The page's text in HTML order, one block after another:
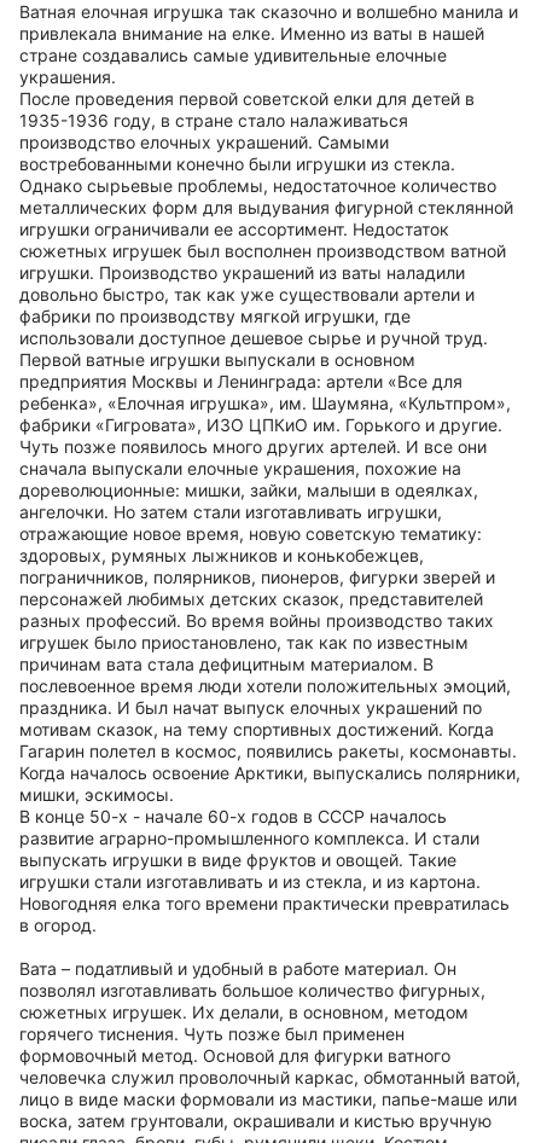
Ватная елочная игрушка так сказочно и волшебно манила и
привлекала внимание на елке. Именно из ваты в нашей
стране создавались самые удивительные елочные
украшения.
После проведения первой советской елки для детей в
1935-1936 году, в стране стало налаживаться
производство елочных украшений. Самыми
востребованными конечно были игрушки из стекла.
Однако сырьевые проблемы, недостаточное количество
металлических форм для выдувания фигурной стеклянной
игрушки ограничивали ее ассортимент. Недостаток
сюжетных игрушек был восполнен производством ватной
игрушки. Производство украшений из ваты наладили
довольно быстро, так как уже существовали артели и
фабрики по производству мягкой игрушки, где
использовали доступное дешевое сырье и ручной труд.
Первой ватные игрушки выпускали в основном
предприятия Москвы и Ленинграда: артели «Все для
ребенка», «Елочная игрушка», им. Шаумяна, «Культпром»,
фабрики «Гигровата», ИЗО ЦПКиО им. Горького и другие.
Чуть позже появилось много других артелей. И все они
сначала выпускали елочные украшения, похожие на
дореволюционные: мишки, зайки, малыши в одеялках,
ангелочки. Но затем стали изготавливать игрушки,
отражающие новое время, новую советскую тематику:
здоровых, румяных лыжников и конькобежцев,
пограничников, полярников, пионеров, фигурки зверей и
персонажей любимых детских сказок, представителей
разных профессий. Во время войны производство таких
игрушек было приостановлено, так как по известным
причинам вата стала дефицитным материалом. В
послевоенное время люди хотели положительных эмоций,
праздника. И был начат выпуск елочных украшений по
мотивам сказок, на тему спортивных достижений. Когда
Гагарин полетел в космос, появились ракеты, космонавты.
Когда началось освоение Арктики, выпускались полярники,
мишки, эскимосы.
В конце 50-х - начале 60-х годов в СССР началось
развитие аграрно-промышленного комплекса. И стали
выпускать игрушки в виде фруктов и овощей. Такие
игрушки стали изготавливать и из стекла, и из картона.
Новогодняя елка того времени практически превратилась
в огород.
Вата – податливый и удобный в работе материал. Он
позволял изготавливать большое количество фигурных,
сюжетных игрушек. Их делали, в основном, методом
горячего тиснения. Чуть позже был применен
формовочный метод. Основой для фигурки ватного
человечка служил проволочный каркас, обмотанный ватой,
лицо в виде маски формовали из мастики, папье-маше или
воска, затем грунтовали, окрашивали и кистью вручную